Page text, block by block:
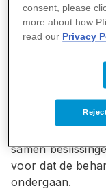
uw ziekenhuis
wilt u verdere
We vinden het
hebben tot
samen
voor dat de
ondergaan.
consent, please
more about how
read our Privacy